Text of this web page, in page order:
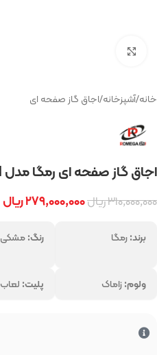
خانه/آشپزخانه/اجاق گاز صفحه ای
اجاق گاز صفحه ای رمگا مدل 501H
۳۱۰,۰۰۰,۰۰۰ریال۲۷۹,۰۰۰,۰۰۰ریال
برند:رمگا رنگ:مشکی
ولوم:زاماک پلیت: لعاب